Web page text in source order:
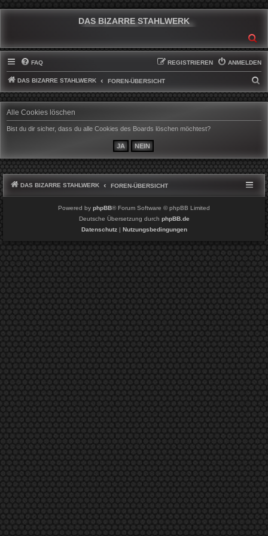
DAS BIZARRE STAHLWERK
FAQ ANMELDEN
REGISTRIEREN
DAS BIZARRE STAHLWERK FOREN-ÜBERSICHT
U
Alle Cookies löschen
Bist du dir sicher, dass du alle Cookies des Boards löschen möchtest?
DAS BIZARRE STAHLWERK FOREN-ÜBERSICHT
Powered by phpBB® Forum Software © phpBB Limited
Deutsche Übersetzung durch phpBB.de
Datenschutz| Nutzungsbedingungen